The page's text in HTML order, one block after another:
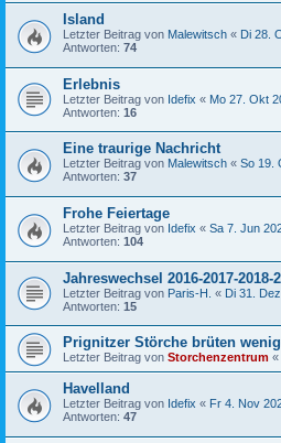
Island
Letzter Beitrag von Malewitsch « Di 28.
Antworten: 74
Erlebnis
Letzter Beitrag von Idefix « Mo 27. Okt
Antworten: 16
Eine traurige Nachricht
Letzter Beitrag von Malewitsch « So 19.
Antworten: 37
Frohe Feiertage
Letzter Beitrag von Idefix « Sa 7. Jun
Antworten: 104
Jahreswechsel 2016-2017-2018-
Letzter Beitrag von Paris-H. « Di 31.
Antworten: 15
Prignitzer Störche brüten
Letzter Beitrag von Storchenzentrum «
Havelland
Letzter Beitrag von Idefix « Fr 4. Nov
Antworten: 47